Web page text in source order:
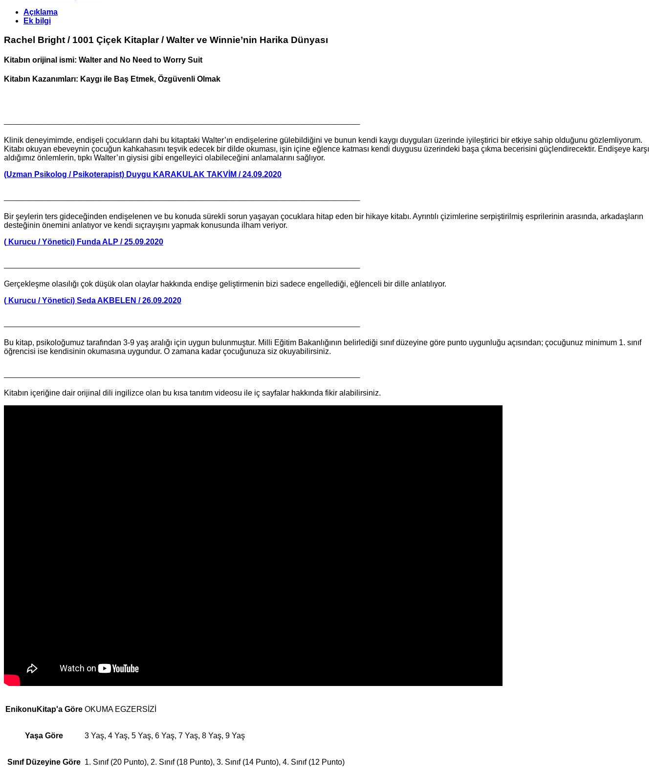
Açıklama
Ek bilgi
Rachel Bright / 1001 Çiçek Kitaplar / Walter ve Winnie’nin Harika Dünyası
Kitabın orijinal ismi: Walter and No Need to Worry Suit
Kitabın Kazanımları: Kaygı ile Baş Etmek, Özgüvenli Olmak
Klinik deneyimimde, endişeli çocukların dahi bu kitaptaki Walter’ın endişelerine gülebildiğini ve bunun kendi kaygı duyguları üzerinde iyileştirici bir etkiye sahip olduğunu gözlemliyorum.
Kitabı okuyan ebeveynin çocuğun kahkahasını teşvik edecek bir dilde okuması, işin içine eğlence katması kendi duygusu üzerindeki başa çıkma becerisini güçlendirecektir. Endişeye karşı
aldığımız önlemlerin, tıpkı Walter’ın giysisi gibi engelleyici olabileceğini anlamalarını sağlıyor.
(Uzman Psikolog / Psikoterapist) Duygu KARAKULAK TAKVİM / 24.09.2020
Bir şeylerin ters gideceğinden endişelenen ve bu konuda sürekli sorun yaşayan çocuklara hitap eden bir hikaye kitabı. Ayrıntılı çizimlerine serpiştirilmiş esprilerinin arasında, arkadaşların
desteğinin önemini anlatıyor ve kendi sıçrayışını yapmak konusunda ilham veriyor.
( Kurucu / Yönetici) Funda ALP / 25.09.2020
Gerçekleşme olasılığı çok düşük olan olaylar hakkında endişe geliştirmenin bizi sadece engellediği, eğlenceli bir dille anlatılıyor.
( Kurucu / Yönetici) Seda AKBELEN / 26.09.2020
Bu kitap, psikoloğumuz tarafından 3-9 yaş aralığı için uygun bulunmuştur. Milli Eğitim Bakanlığının belirlediği sınıf düzeyine göre punto uygunluğu açısından; çocuğunuz minimum 1. sınıf
öğrencisi ise kendisinin okumasına uygundur. O zamana kadar çocuğunuza siz okuyabilirsiniz.
Kitabın içeriğine dair orijinal dili ingilizce olan bu kısa tanıtım videosu ile iç sayfalar hakkında fikir alabilirsiniz.
EnikonuKitap'a Göre OKUMA EGZERSİZİ
Yaşa Göre 3 Yaş, 4 Yaş, 5 Yaş, 6 Yaş, 7 Yaş, 8 Yaş, 9 Yaş
Sınıf Düzeyine Göre 1. Sınıf (20 Punto), 2. Sınıf (18 Punto), 3. Sınıf (14 Punto), 4. Sınıf (12 Punto)